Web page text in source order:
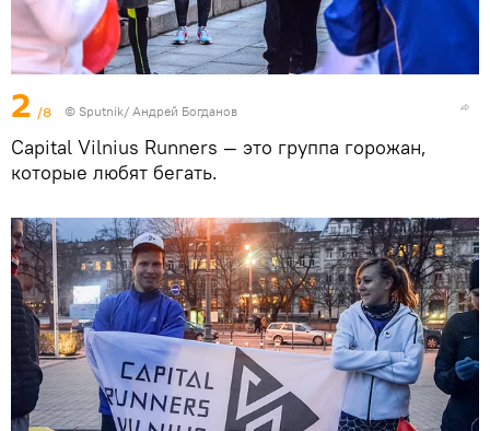
2 /8 © Sputnik/ Андрей Богданов
Сapital Vilnius Runners — это группа горожан,
которые любят бегать.